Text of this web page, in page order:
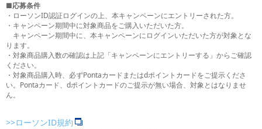
■応募条件
・ローソンID認証ログインの上、本キャンペーンにエントリーされた方。
・キャンペーン期間中に対象商品をご購入いただいた方。
キャンペーン期間中に、本キャンペーンにログインいただいた方が対象とな
ります。
・対象商品購入数の確認は上記「キャンペーンにエントリーする」からご確認
ください。
・対象商品購入時、必ずPontaカードまたはdポイントカードをご提示くださ
い。Pontaカード、dポイントカードのご提示が無い場合、対象とはなりませ
ん。
>>ローソンID規約